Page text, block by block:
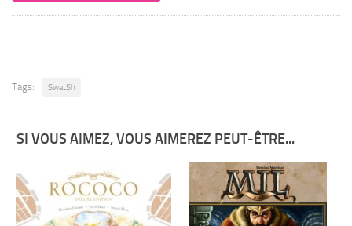
Tags: SwatSh
SI VOUS AIMEZ, VOUS AIMEREZ PEUT-ÊTRE...